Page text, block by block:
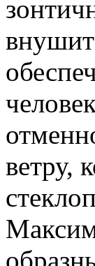
ветру,